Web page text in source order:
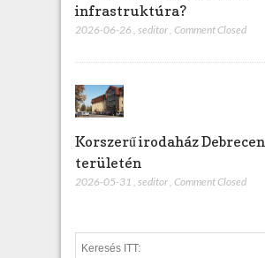
infrastruktúra?
2026-06-26 , seditor, Comment Closed
Korszerű irodaház Debrecen
területén
2026-05-31 seditor Comment Closed